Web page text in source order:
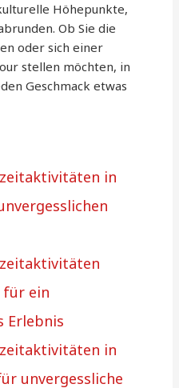
Höhepunkte,
Ob Sie die
oder sich einer
stellen möchten, in
Geschmack etwas
in
für ein
Erlebnis
in
unvergessliche